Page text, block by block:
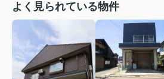
よく見られている物件